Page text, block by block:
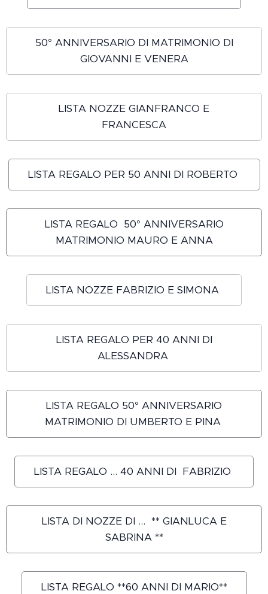
50° ANNIVERSARIO DI MATRIMONIO DI
GIOVANNI E VENERA
LISTA NOZZE GIANFRANCO E
FRANCESCA
LISTA REGALO PER 50 ANNI DI ROBERTO
LISTA REGALO 50° ANNIVERSARIO
MATRIMONIO MAURO E ANNA
LISTA NOZZE FABRIZIO E SIMONA
LISTA REGALO PER 40 ANNI DI
ALESSANDRA
LISTA REGALO 50° ANNIVERSARIO
MATRIMONIO DI UMBERTO E PINA
LISTA REGALO ... 40 ANNI DI FABRIZIO
LISTA DI NOZZE DI ... ** GIANLUCA E
SABRINA **
LISTA REGALO **60 ANNI DI MARIO**